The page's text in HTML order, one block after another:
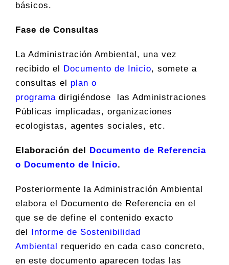
básicos.
Fase de Consultas
La Administración Ambiental, una vez
recibido el
Documento de Inicio, somete a
consultas el plan o
programadirigiéndose las Administraciones
Públicas implicadas, organizaciones
ecologistas, agentes sociales, etc.
Elaboración del
Documento de Referencia
o Documento de Inicio.
Posteriormente la Administración Ambiental
elabora el Documento de Referencia en el
que se de define el contenido exacto
del
Informe de Sostenibilidad
Ambiental
requerido en cada caso concreto,
en este documento aparecen todas las